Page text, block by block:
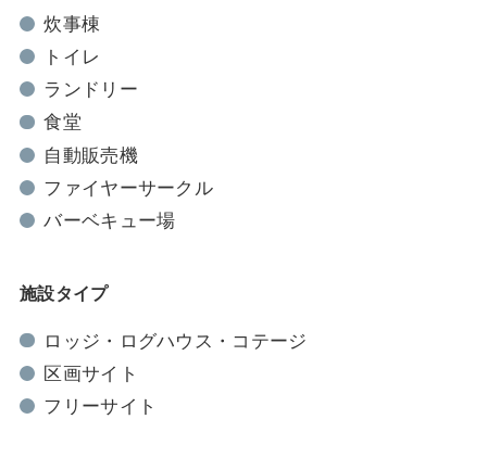
炊事棟
トイレ
ランドリー
食堂
自動販売機
ファイヤーサークル
バーベキュー場
施設タイプ
ロッジ・ログハウス・コテージ
区画サイト
フリーサイト